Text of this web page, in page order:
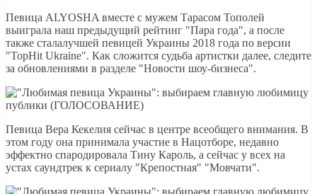
Певица ALYOSHA вместе с мужем Тарасом Тополей
выиграла наш предыдущий рейтинг "Пара года", а после
также сталалучшей певицей Украины 2018 года по версии
"TopHit Ukraine". Как сложится судьба артистки далее, следите
за обновлениями в разделе "Новости шоу-бизнеса".
Певица Вера Кекелия сейчас в центре всеобщего внимания. В
этом году она принимала участие в Нацотборе, недавно
эффектно спародировала Тину Кароль, а сейчас у всех на
устах саундтрек к сериалу "Крепостная" "Мовчати".